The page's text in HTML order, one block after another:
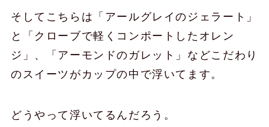
そしてこちらは「アールグレイのジェラート」
と「クローブで軽くコンポートしたオレン
ジ」、「アーモンドのガレット」などこだわり
のスイーツがカップの中で浮いてます。
どうやって浮いてるんだろう。